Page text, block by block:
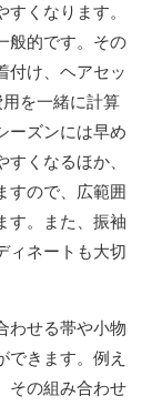
くなります。
般的です。その
付け、ヘアセッ
を一緒に計算
ーズンには早め
くなるほか、
すので、広範囲
す。また、振袖
ィネートも大切
わせる帯や小物
できます。例え
その組み合わせ